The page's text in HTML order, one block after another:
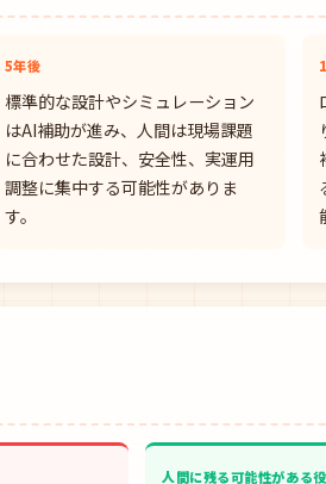
5年後
標準的な設計やシミュレーション
はAI補助が進み、人間は現場課題
に合わせた設計、安全性、実運用
調整に集中する可能性がありま
す。
人間に残る可能性がある